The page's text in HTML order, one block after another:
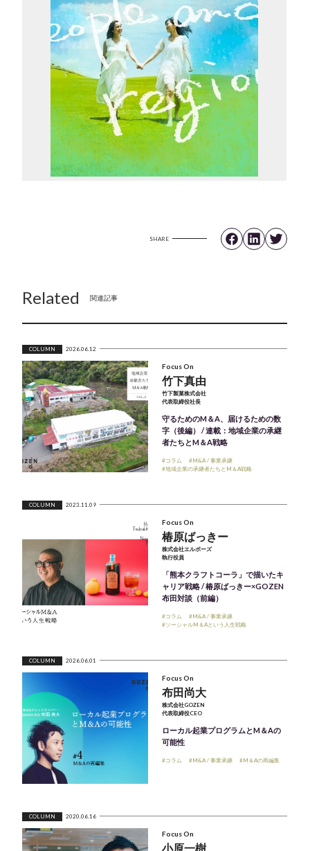
SHARE
Related関連記事
COLUMN 2026.06.12
Focus On
竹下真由
竹下製菓株式会社
代表取締役社長
守るためのM＆A、届けるための数
字（後編） / 連載：地域企業の承継
者たちとM＆A戦略
#コラム
#M&A / 事業承継
#地域企業の承継者たちとM＆A戦略
COLUMN 2023.11.09
Focus On
椿原ばっきー
株式会社エルボーズ
執行役員
「熊本クラフトコーラ」で描いたキ
ャリア戦略 / 椿原ばっきー×GOZEN
布田対談（前編）
#コラム
#M&A / 事業承継
#ソーシャルM＆Aという人生戦略
COLUMN 2026.06.01
Focus On
布田尚大
株式会社GOZEN
代表取締役CEO
ローカル起業プログラムとM＆Aの
可能性
#コラム #M&A / 事業承継 #M＆Aの再編集
COLUMN 2020.06.16
Focus On
小原一樹